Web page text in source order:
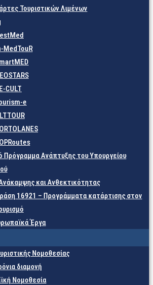
Τουριστικών Λιμένων
MedTouR
CULT
e
Πρόγραμμα Ανάπτυξης του Υπουργείου
και Ανθεκτικότητας
16921 – Προγράμματα κατάρτισης στον
Έργα
Νομοθεσίας
διαμονή
Νομοθεσία